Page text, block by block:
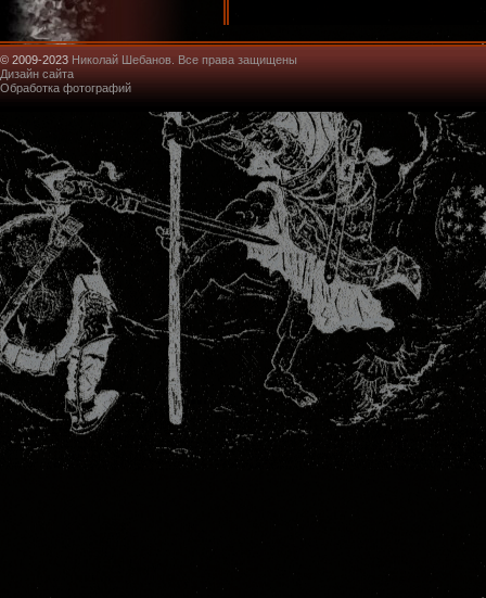
© 2009-2023 Николай Шебанов. Все права защищены
Дизайн сайта
Обработка фотографий